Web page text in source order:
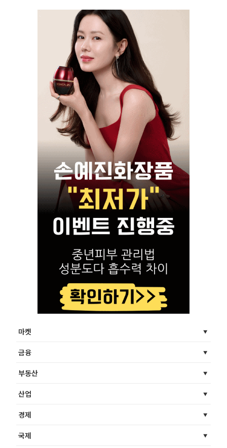
마켓
금융
부동산
산업
경제
국제